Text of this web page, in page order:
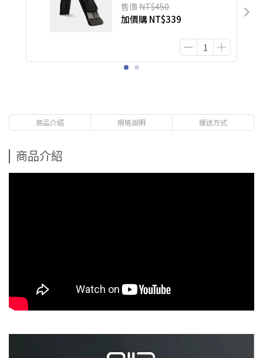
售價 NT$450
加價購NT$339
商品介紹 規格說明 運送方式
商品介紹